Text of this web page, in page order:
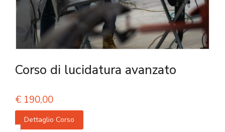
Corso di lucidatura avanzato
€ 190,00
Dettaglio Corso